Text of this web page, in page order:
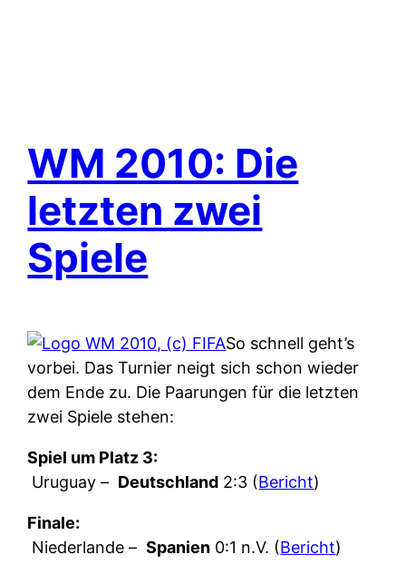
WM 2010: Die
letzten zwei
Spiele
So schnell geht’s
vorbei. Das Turnier neigt sich schon wieder
dem Ende zu. Die Paarungen für die letzten
zwei Spiele stehen:
Spiel um Platz 3:
Uruguay – Deutschland 2:3 (Bericht)
Finale:
Niederlande – Spanien 0:1 n.V. (Bericht)